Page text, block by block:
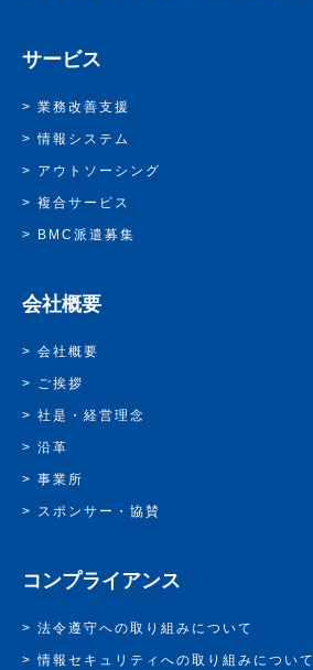
サービス
業務改善支援
情報システム
アウトソーシング
複合サービス
BMC派遣募集
会社概要
会社概要
ご挨拶
社是・経営理念
沿革
事業所
スポンサー・協賛
コンプライアンス
法令遵守への取り組みについて
情報セキュリティへの取り組みについて